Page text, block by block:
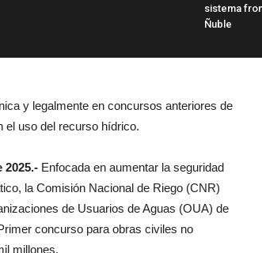
sistema
Ñuble
y legalmente en concursos anteriores de
el uso del recurso hídrico.
2025.- Enfocada en aumentar la seguridad
la Comisión Nacional de Riego (CNR)
de Usuarios de Aguas (OUA) de
concurso para obras civiles no
millones.